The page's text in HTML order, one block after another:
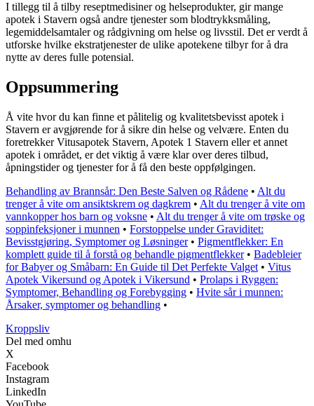
I tillegg til å tilby reseptmedisiner og helseprodukter, gir mange
apotek i Stavern også andre tjenester som blodtrykksmåling,
legemiddelsamtaler og rådgivning om helse og livsstil. Det er verdt å
utforske hvilke ekstratjenester de ulike apotekene tilbyr for å dra
nytte av deres fulle potensial.
Oppsummering
Å vite hvor du kan finne et pålitelig og kvalitetsbevisst apotek i
Stavern er avgjørende for å sikre din helse og velvære. Enten du
foretrekker Vitusapotek Stavern, Apotek 1 Stavern eller et annet
apotek i området, er det viktig å være klar over deres tilbud,
åpningstider og tjenester for å få den beste oppfølgingen.
Behandling av Brannsår: Den Beste Salven og Rådene • Alt du
trenger å vite om ansiktskrem og dagkrem • Alt du trenger å vite om
vannkopper hos barn og voksne • Alt du trenger å vite om trøske og
soppinfeksjoner i munnen • Forstoppelse under Graviditet:
Bevisstgjøring, Symptomer og Løsninger• Pigmentflekker: En
komplett guide til å forstå og behandle pigmentflekker• Badebleier
for Babyer og Småbarn: En Guide til Det Perfekte Valget • Vitus
Apotek Vikersund og Apotek i Vikersund • Prolaps i Ryggen:
Symptomer, Behandling og Forebygging • Hvite sår i munnen:
Årsaker, symptomer og behandling •
Kroppsliv
Del med omhu
X
Facebook
Instagram
LinkedIn